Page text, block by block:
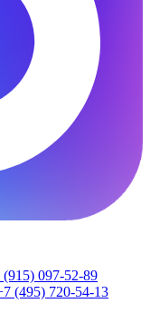
(915) 097-52-89
(495) 720-54-13